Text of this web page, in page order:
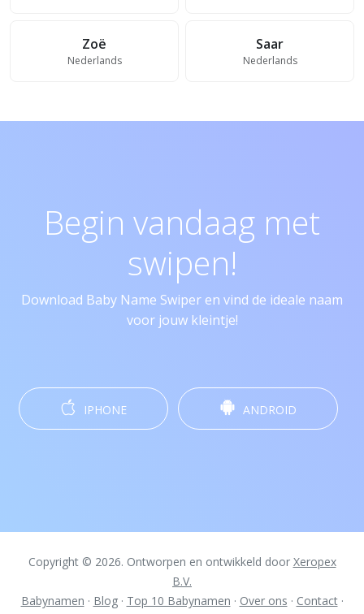
Zoë
Nederlands
Saar
Nederlands
Begin vandaag met
swipen!
Download Baby Name Swiper en vind de ideale naam
voor jouw kleintje!
IPHONE ANDROID
Copyright © 2026. Ontworpen en ontwikkeld door Xeropex
B.V.
Babynamen · Blog· Top 10 Babynamen · Over ons · Contact·